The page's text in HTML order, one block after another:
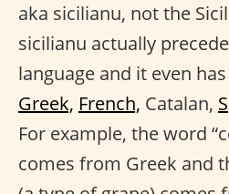
aka sicilianu, not the
sicilianu actually
language and it even
Greek, French, Catalan,
For example, the word
comes from Greek and